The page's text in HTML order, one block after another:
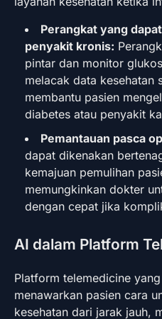
Perangkat yang
penyakit kronis:
pintar dan monitor
melacak data kesehatan
membantu pasien
diabetes atau penyakit
Pemantauan pasca
dapat dikenakan
kemajuan pemulihan
memungkinkan dokter
dengan cepat jika
AI dalam Platform
Platform telemedicine
menawarkan pasien cara
kesehatan dari jarak jauh,